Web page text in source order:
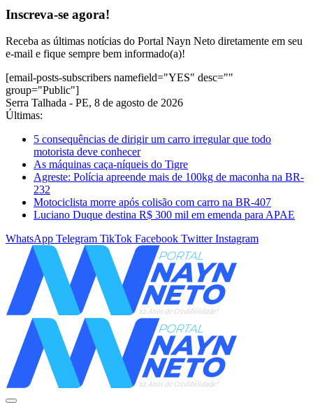
Inscreva-se agora!
Receba as últimas notícias do Portal Nayn Neto diretamente em seu
e-mail e fique sempre bem informado(a)!
[email-posts-subscribers namefield="YES" desc=""
group="Public"]
Serra Talhada - PE, 8 de agosto de 2026
Últimas:
5 consequências de dirigir um carro irregular que todo
motorista deve conhecer
As máquinas caça-níqueis do Tigre
Agreste: Polícia apreende mais de 100kg de maconha na BR-
232
Motociclista morre após colisão com carro na BR-407
Luciano Duque destina R$ 300 mil em emenda para APAE
WhatsApp Telegram TikTok Facebook Twitter Instagram